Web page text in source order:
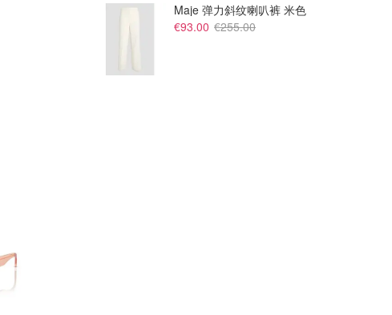
Maje 弹力斜纹喇叭裤 米色
€93.00 €255.00